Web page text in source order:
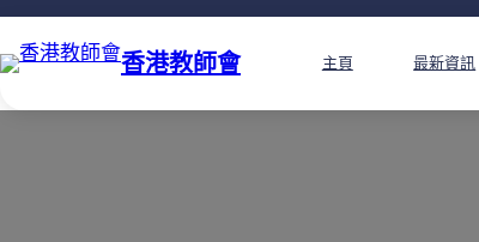
香港教師會 主頁 最新資訊